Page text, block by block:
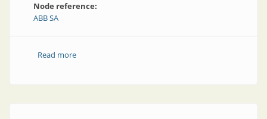
Node reference:
ABB SA
Read moreabout Convertidores | Enchufar buques de crucero y